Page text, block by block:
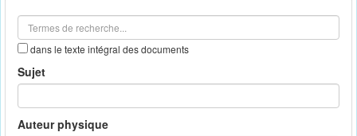
dans le texte intégral des documents
Sujet
Auteur physique